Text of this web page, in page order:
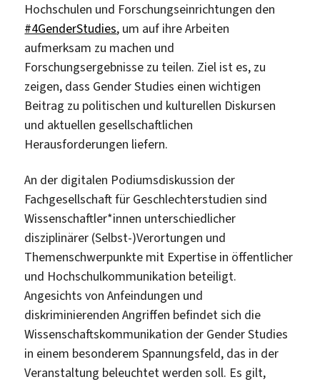
Hochschulen und Forschungseinrichtungen den
#4GenderStudies, um auf ihre Arbeiten
aufmerksam zu machen und
Forschungsergebnisse zu teilen. Ziel ist es, zu
zeigen, dass Gender Studies einen wichtigen
Beitrag zu politischen und kulturellen Diskursen
und aktuellen gesellschaftlichen
Herausforderungen liefern.
An der digitalen Podiumsdiskussion der
Fachgesellschaft für Geschlechterstudien sind
Wissenschaftler*innen unterschiedlicher
disziplinärer (Selbst-)Verortungen und
Themenschwerpunkte mit Expertise in öffentlicher
und Hochschulkommunikation beteiligt.
Angesichts von Anfeindungen und
diskriminierenden Angriffen befindet sich die
Wissenschaftskommunikation der Gender Studies
in einem besonderem Spannungsfeld, das in der
Veranstaltung beleuchtet werden soll. Es gilt,